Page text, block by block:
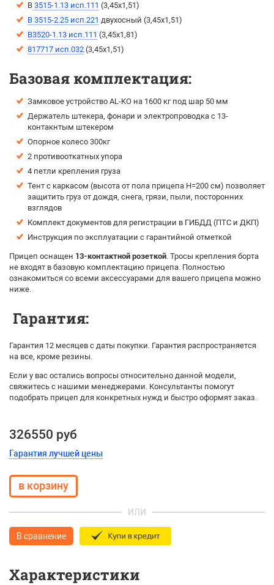
B 3515-1.13 исп.111 (3,45х1,51)
B 3515-2.25 исп.221 двухосный (3,45х1,51)
B3520-1.13 исп.111 (3,45х1,81)
817717 исп.032 (3,45х1,51)
Базовая комплектация:
Замковое устройство AL-KO на 1600 кг под шар 50 мм
Держатель штекера, фонари и электропроводка с 13-
контакнтым штекером
Опорное колесо 300кг
2 противооткатных упора
4 петли крепления груза
Тент с каркасом (высота от пола прицепа H=200 см) позволяет
защитить груз от дождя, снега, грязи, пыли, посторонних
взглядов
Комплект документов для регистрации в ГИБДД (ПТС и ДКП)
Инструкция по эксплуатации с гарантийной отметкой
Прицеп оснащен 13-контактной розеткой. Тросы крепления борта
не входят в базовую комплектацию прицепа. Полностью
ознакомиться со всеми аксессуарами для вашего прицепа можно
ниже.
Гарантия:
Гарантия 12 месяцев с даты покупки. Гарантия распространяется
на все, кроме резины.
Если у вас остались вопросы относительно данной модели,
свяжитесь с нашими менеджерами. Консультанты помогут
подобрать прицеп для конкретных нужд и быстро оформят заказ.
326550 руб
Гарантия лучшей цены
ИЛИ
В сравнение
Характеристики